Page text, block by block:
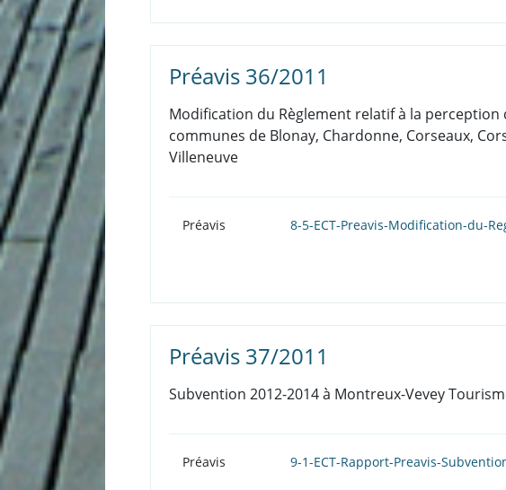
Préavis 36/2011
Modification du Règlement relatif à la perception
communes de Blonay, Chardonne, Corseaux,
Villeneuve
Préavis 8-5-ECT-Preavis-Modification-du-
Préavis 37/2011
Subvention 2012-2014 à Montreux-Vevey
Préavis 9-1-ECT-Rapport-Preavis-